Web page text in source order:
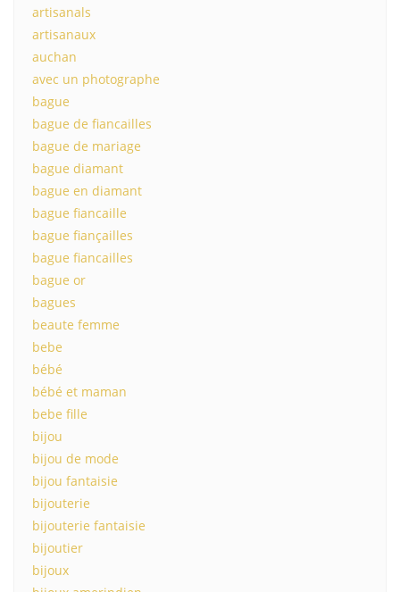
artisanals
artisanaux
auchan
avec un photographe
bague
bague de fiancailles
bague de mariage
bague diamant
bague en diamant
bague fiancaille
bague fiançailles
bague fiancailles
bague or
bagues
beaute femme
bebe
bébé
bébé et maman
bebe fille
bijou
bijou de mode
bijou fantaisie
bijouterie
bijouterie fantaisie
bijoutier
bijoux